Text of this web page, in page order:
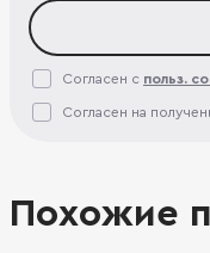
Согласен с польз.
Согласен на
Похожие